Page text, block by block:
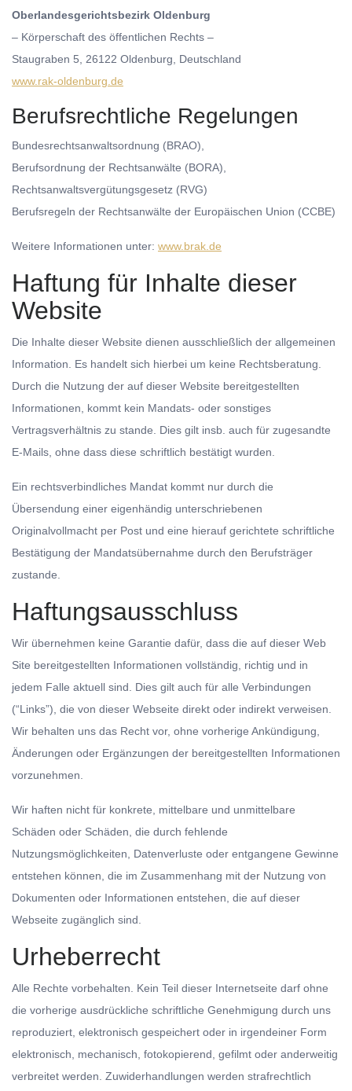
Oberlandesgerichtsbezirk Oldenburg
– Körperschaft des öffentlichen Rechts –
Staugraben 5, 26122 Oldenburg, Deutschland
www.rak-oldenburg.de
Berufsrechtliche Regelungen
Bundesrechtsanwaltsordnung (BRAO),
Berufsordnung der Rechtsanwälte (BORA),
Rechtsanwaltsvergütungsgesetz (RVG)
Berufsregeln der Rechtsanwälte der Europäischen Union (CCBE)
Weitere Informationen unter: www.brak.de
Haftung für Inhalte dieser
Website
Die Inhalte dieser Website dienen ausschließlich der allgemeinen
Information. Es handelt sich hierbei um keine Rechtsberatung.
Durch die Nutzung der auf dieser Website bereitgestellten
Informationen, kommt kein Mandats- oder sonstiges
Vertragsverhältnis zu stande. Dies gilt insb. auch für zugesandte
E-Mails, ohne dass diese schriftlich bestätigt wurden.
Ein rechtsverbindliches Mandat kommt nur durch die
Übersendung einer eigenhändig unterschriebenen
Originalvollmacht per Post und eine hierauf gerichtete schriftliche
Bestätigung der Mandatsübernahme durch den Berufsträger
zustande.
Haftungsausschluss
Wir übernehmen keine Garantie dafür, dass die auf dieser Web
Site bereitgestellten Informationen vollständig, richtig und in
jedem Falle aktuell sind. Dies gilt auch für alle Verbindungen
(“Links”), die von dieser Webseite direkt oder indirekt verweisen.
Wir behalten uns das Recht vor, ohne vorherige Ankündigung,
Änderungen oder Ergänzungen der bereitgestellten Informationen
vorzunehmen.
Wir haften nicht für konkrete, mittelbare und unmittelbare
Schäden oder Schäden, die durch fehlende
Nutzungsmöglichkeiten, Datenverluste oder entgangene Gewinne
entstehen können, die im Zusammenhang mit der Nutzung von
Dokumenten oder Informationen entstehen, die auf dieser
Webseite zugänglich sind.
Urheberrecht
Alle Rechte vorbehalten. Kein Teil dieser Internetseite darf ohne
die vorherige ausdrückliche schriftliche Genehmigung durch uns
reproduziert, elektronisch gespeichert oder in irgendeiner Form
elektronisch, mechanisch, fotokopierend, gefilmt oder anderweitig
verbreitet werden. Zuwiderhandlungen werden strafrechtlich